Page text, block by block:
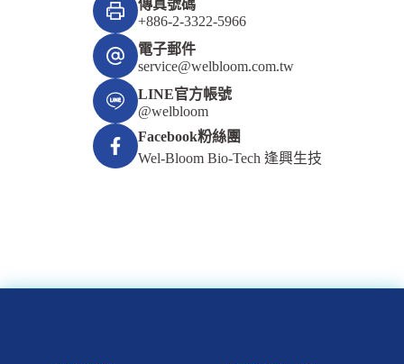
傳真號碼
+886-2-3322-5966
電子郵件
service@welbloom.com.tw
LINE官方帳號
@welbloom
Facebook粉絲團
Wel-Bloom Bio-Tech 逢興生技